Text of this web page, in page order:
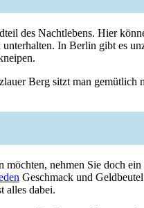
des Nachtlebens. Hier
unterhalten. In Berlin gibt es
Berg sitzt man gemütlich
möchten, nehmen Sie doch
Geschmack und
alles dabei.